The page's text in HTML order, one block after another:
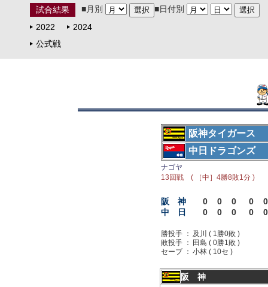
試合結果
■月別
■日付別
2022
2024
公式戦
阪神タイガース
中日ドラゴンズ
ナゴヤ
13回戦 ( ［中］4勝8敗1分 )
阪 神 0 0 0 0
0
中 日
0 0 0 0 0
勝投手 ： 及川 ( 1勝0敗 )
敗投手 ：
田島 ( 0勝1敗 )
セーブ ： 小林 ( 10セ )
阪 神